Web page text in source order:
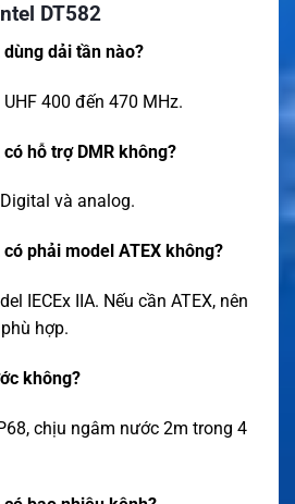
DT582
dải tần nào?
400 đến 470 MHz.
hỗ trợ DMR không?
và analog.
có phải model ATEX không?
IECEx IIA. Nếu cần ATEX, nên
hợp.
không?
chịu ngâm nước 2m trong 4